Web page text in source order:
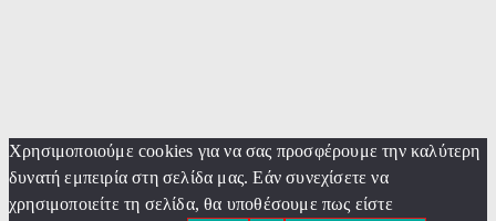
Χρησιμοποιούμε cookies για να σας προσφέρουμε την καλύτερη
δυνατή εμπειρία στη σελίδα μας. Εάν συνεχίσετε να
χρησιμοποιείτε τη σελίδα, θα υποθέσουμε πως είστε